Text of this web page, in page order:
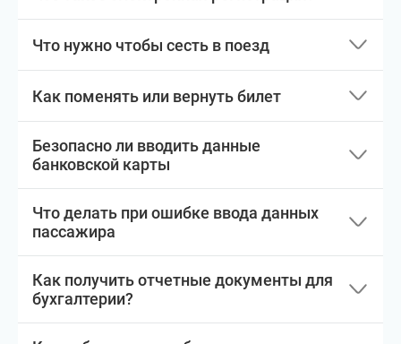
Что нужно чтобы сесть в поезд
Как поменять или вернуть билет
Безопасно ли вводить данные
банковской карты
Что делать при ошибке ввода данных
пассажира
Как получить отчетные документы для
бухгалтерии?